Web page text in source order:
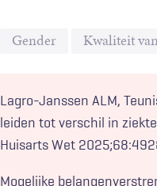
Gender Kwaliteit
Lagro-Janssen ALM,
leiden tot verschil in
Huisarts Wet
Mogelijke